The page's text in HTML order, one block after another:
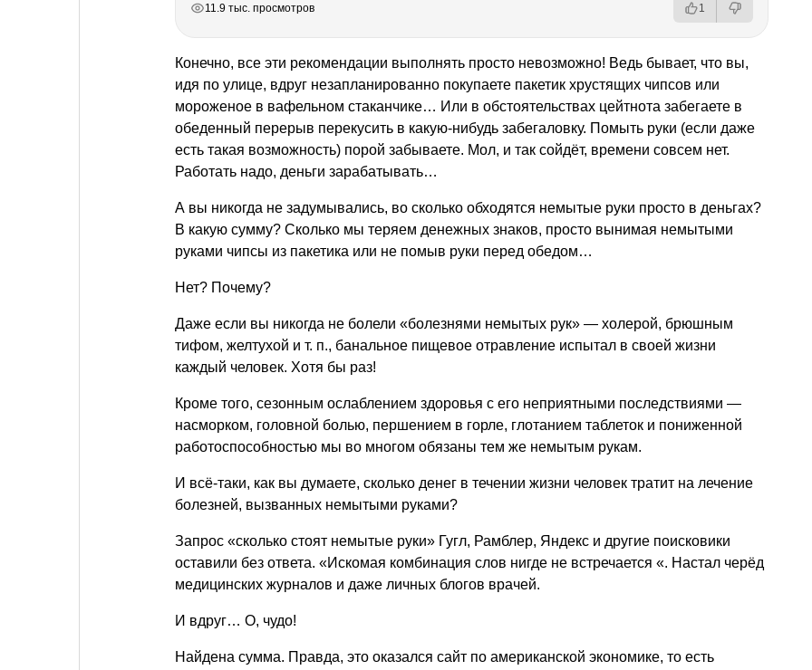
11.9 тыс. просмотров 1
Конечно, все эти рекомендации выполнять просто невозможно! Ведь бывает, что вы,
идя по улице, вдруг незапланированно покупаете пакетик хрустящих чипсов или
мороженое в вафельном стаканчике… Или в обстоятельствах цейтнота забегаете в
обеденный перерыв перекусить в какую-нибудь забегаловку. Помыть руки (если даже
есть такая возможность) порой забываете. Мол, и так сойдёт, времени совсем нет.
Работать надо, деньги зарабатывать…
А вы никогда не задумывались, во сколько обходятся немытые руки просто в деньгах?
В какую сумму? Сколько мы теряем денежных знаков, просто вынимая немытыми
руками чипсы из пакетика или не помыв руки перед обедом…
Нет? Почему?
Даже если вы никогда не болели «болезнями немытых рук» — холерой, брюшным
тифом, желтухой и т. п., банальное пищевое отравление испытал в своей жизни
каждый человек. Хотя бы раз!
Кроме того, сезонным ослаблением здоровья с его неприятными последствиями —
насморком, головной болью, першением в горле, глотанием таблеток и пониженной
работоспособностью мы во многом обязаны тем же немытым рукам.
И всё-таки, как вы думаете, сколько денег в течении жизни человек тратит на лечение
болезней, вызванных немытыми руками?
Запрос «сколько стоят немытые руки» Гугл, Рамблер, Яндекс и другие поисковики
оставили без ответа. «Искомая комбинация слов нигде не встречается «. Настал черёд
медицинских журналов и даже личных блогов врачей.
И вдруг… О, чудо!
Найдена сумма. Правда, это оказался сайт по американской экономике, то есть